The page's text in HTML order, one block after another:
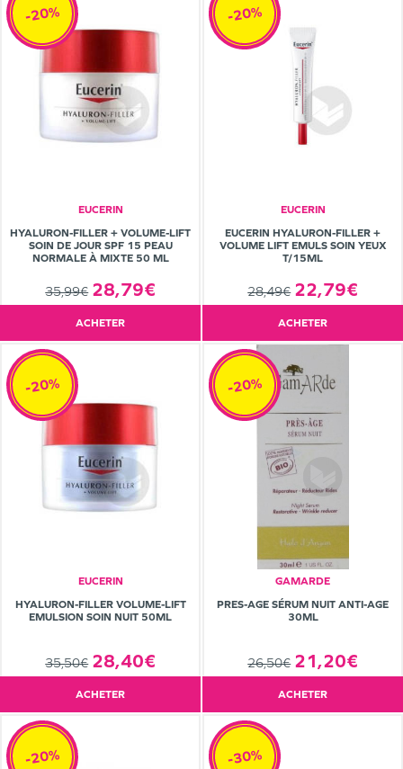
EUCERIN
HYALURON-FILLER + VOLUME-LIFT
SOIN DE JOUR SPF 15 PEAU
NORMALE À MIXTE 50 ML
35,99€ 28,79€
-20%
ACHETER
EUCERIN
EUCERIN HYALURON-FILLER +
VOLUME LIFT EMULS SOIN YEUX
T/15ML
28,49€ 22,79€
-20%
ACHETER
EUCERIN
HYALURON-FILLER VOLUME-LIFT
EMULSION SOIN NUIT 50ML
35,50€ 28,40€
-20%
ACHETER
GAMARDE
PRES-AGE SÉRUM NUIT ANTI-AGE
30ML
26,50€ 21,20€
-20%
ACHETER
-20% -30%